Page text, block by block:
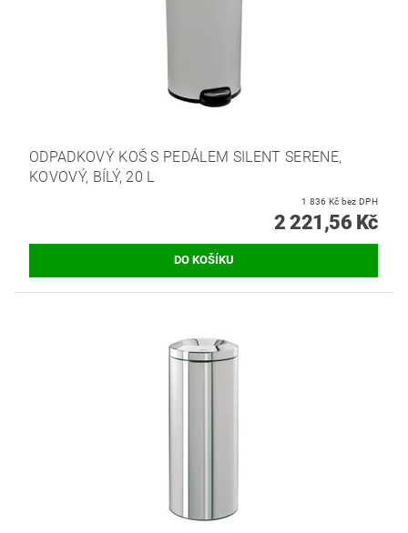
ODPADKOVÝ KOŠ S PEDÁLEM SILENT SERENE,
KOVOVÝ, BÍLÝ, 20 L
1 836 Kč bez DPH
2 221,56 Kč